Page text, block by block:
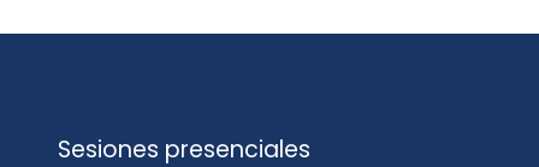
Sesiones presenciales